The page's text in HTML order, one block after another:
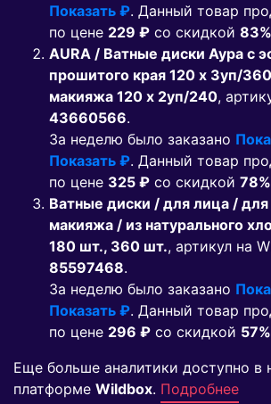
Показать ₽. Данный товар
по цене 229 ₽ co скидкой 83%
AURA / Ватные диски Аура с
прошитого края 120 x 3уп/
макияжа 120 x 2уп/240,
43660566.
За неделю было заказано
Показать ₽. Данный товар
по цене 325 ₽ co скидкой 78%
Ватные диски / для лица /
макияжа / из натурального
180 шт., 360 шт., артикул на
85597468.
За неделю было заказано
Показать ₽. Данный товар
по цене 296 ₽ co скидкой 57%
Еще больше аналитики доступно в
платформе Wildbox. Подробнее